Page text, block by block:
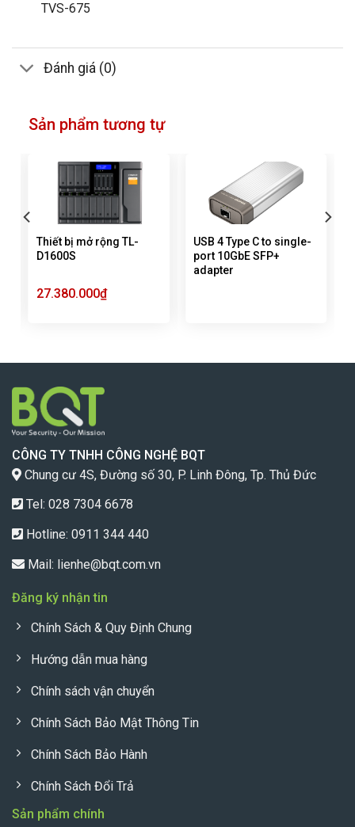
TVS-675
Đánh giá (0)
Sản phẩm tương tự
Thiết bị mở rộng TL-
D1600S
27.380.000₫
USB 4 Type C to single-
port 10GbE SFP+
adapter
CÔNG TY TNHH CÔNG NGHỆ BQT
Chung cư 4S, Đường số 30, P. Linh Đông, Tp. Thủ Đức
Tel: 028 7304 6678
Hotline: 0911 344 440
Mail: lienhe@bqt.com.vn
Đăng ký nhận tin
Chính Sách & Quy Định Chung
Hướng dẫn mua hàng
Chính sách vận chuyển
Chính Sách Bảo Mật Thông Tin
Chính Sách Bảo Hành
Chính Sách Đổi Trả
Sản phẩm chính